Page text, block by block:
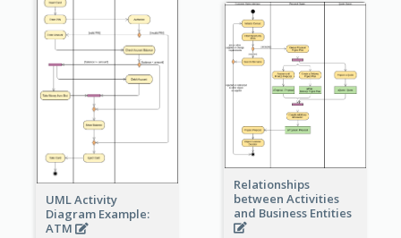
UML Activity
Diagram Example:
ATM
Relationships
between Activities
and Business Entities